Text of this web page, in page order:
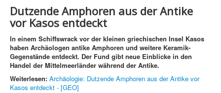
Dutzende Amphoren aus der Antike
vor Kasos entdeckt
In einem Schiffswrack vor der kleinen griechischen Insel Kasos
haben Archäologen antike Amphoren und weitere Keramik-
Gegenstände entdeckt. Der Fund gibt neue Einblicke in den
Handel der Mittelmeerländer während der Antike.
Weiterlesen: Archäologie: Dutzende Amphoren aus der Antike vor
Kasos entdeckt - [GEO]